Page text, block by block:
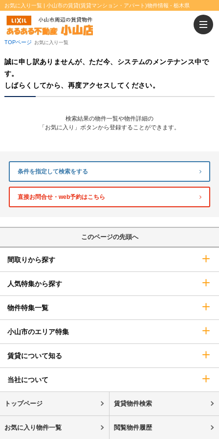
お気に入り一覧 | 小山市の賃貸(賃貸マンション・アパート)物件情報 - 栃木県
二人入居可
TOPページ お気に入り一覧
誠に申し訳ありませんが、ただ今、システムのメンテナンス中で
す。
しばらくしてから、再度アクセスしてください。
検索結果の物件一覧や物件詳細の
「お気に入り」ボタンから登録することができます。
条件を指定して検索をする
直接お問合せ・web予約はこちら
このページの先頭へ
間取りから探す
人気特集から探す
物件特集一覧
小山市のエリア特集
賃貸について知る
当社について
トップページ 賃貸物件検索
お気に入り物件一覧 閲覧物件履歴